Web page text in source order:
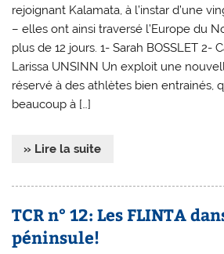
rejoignant Kalamata, à l’instar d’une
– elles ont ainsi traversé l’Europe du
plus de 12 jours. 1- Sarah BOSSLET 2-
Larissa UNSINN Un exploit une
réservé à des athlètes bien entrainés,
beaucoup à […]
» Lire la suite
TCR n° 12: Les FLINTA
péninsule!